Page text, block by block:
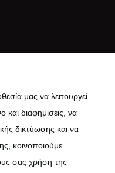
μας να λειτουργεί
και διαφημίσεις, να
δικτύωσης και να
κοινοποιούμε
σας χρήση της